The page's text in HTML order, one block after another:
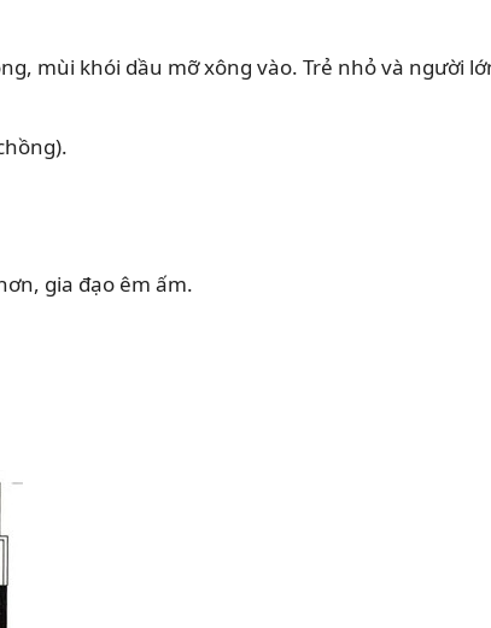
mùi khói dầu mỡ xông vào. Trẻ nhỏ và người
gia đạo êm ấm.